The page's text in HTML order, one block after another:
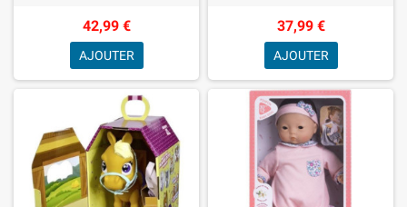
42,99 €
AJOUTER
37,99 €
AJOUTER